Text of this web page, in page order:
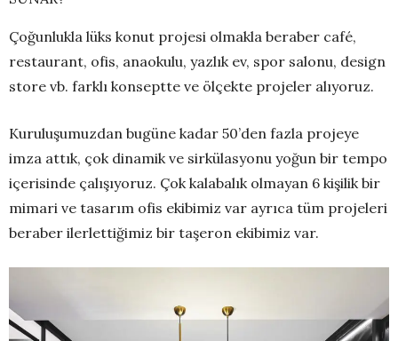
Çoğunlukla lüks konut projesi olmakla beraber café,
restaurant, ofis, anaokulu, yazlık ev, spor salonu, design
store vb. farklı konseptte ve ölçekte projeler alıyoruz.
Kuruluşumuzdan bugüne kadar 50’den fazla projeye
imza attık, çok dinamik ve sirkülasyonu yoğun bir tempo
içerisinde çalışıyoruz. Çok kalabalık olmayan 6 kişilik bir
mimari ve tasarım ofis ekibimiz var ayrıca tüm projeleri
beraber ilerlettiğimiz bir taşeron ekibimiz var.